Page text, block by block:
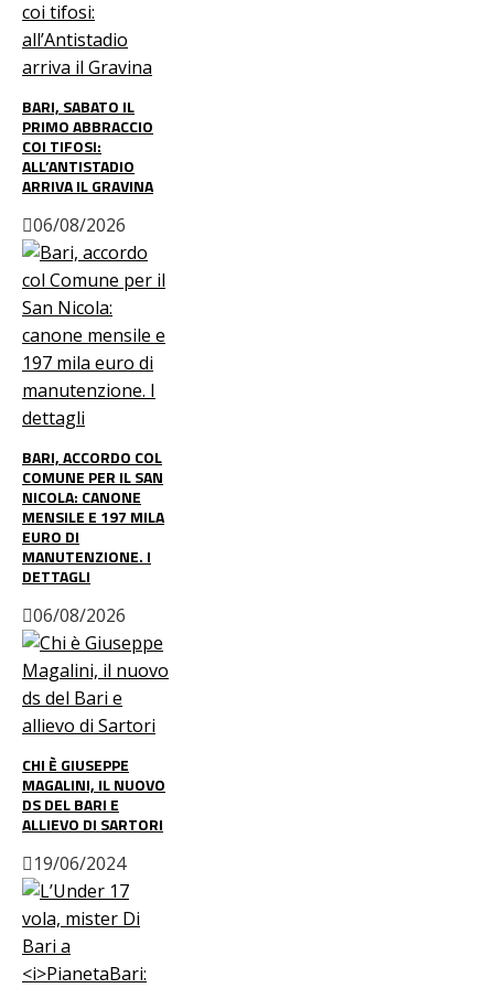
BARI, SABATO IL
PRIMO ABBRACCIO
COI TIFOSI:
ALL’ANTISTADIO
ARRIVA IL GRAVINA
06/08/2026
BARI, ACCORDO COL
COMUNE PER IL SAN
NICOLA: CANONE
MENSILE E 197 MILA
EURO DI
MANUTENZIONE. I
DETTAGLI
06/08/2026
CHI È GIUSEPPE
MAGALINI, IL NUOVO
DS DEL BARI E
ALLIEVO DI SARTORI
19/06/2024